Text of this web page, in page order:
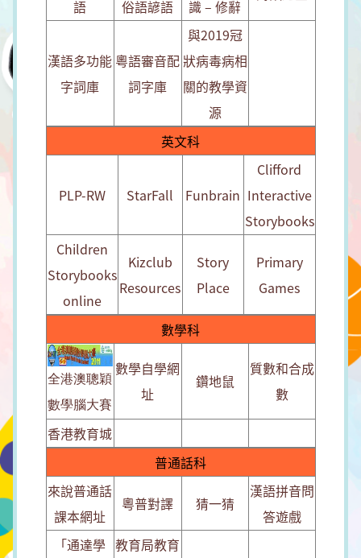
語 俗語諺語 識 – 修辭
漢語多功能
字詞庫
粵語審音配
詞字庫
與2019冠
狀病毒病相
關的教學資
源
英文科
PLP-RW StarFall Funbrain
Clifford
Interactive
Storybooks
Children
Storybooks
online
Kizclub
Resources
Story
Place
Primary
Games
數學科
全港澳聰穎
數學腦大賽
數學自學網
址
鑽地鼠
質數和合成
數
香港教育城
普通話科
來說普通話
課本網址
粵普對譯 猜一猜
漢語拼音問
答遊戲
「通達學 教育局教育